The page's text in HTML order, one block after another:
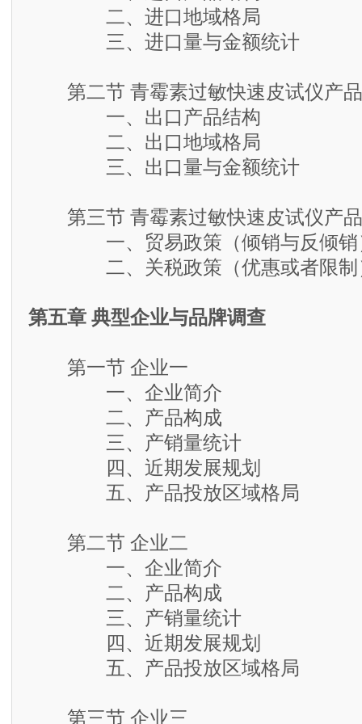
二、进口地域格局
三、进口量与金额统计
第二节 青霉素过敏快速皮试仪产
一、出口产品结构
二、出口地域格局
三、出口量与金额统计
第三节 青霉素过敏快速皮试仪产品
一、贸易政策（倾销与反倾销
二、关税政策（优惠或者限制
第五章 典型企业与品牌调查
第一节 企业一
一、企业简介
二、产品构成
三、产销量统计
四、近期发展规划
五、产品投放区域格局
第二节 企业二
一、企业简介
二、产品构成
三、产销量统计
四、近期发展规划
五、产品投放区域格局
第三节 企业三